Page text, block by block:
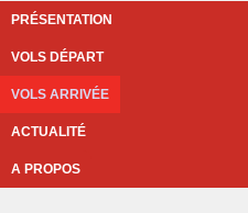
PRÉSENTATION
VOLS DÉPART
VOLS ARRIVÉE
ACTUALITÉ
A PROPOS